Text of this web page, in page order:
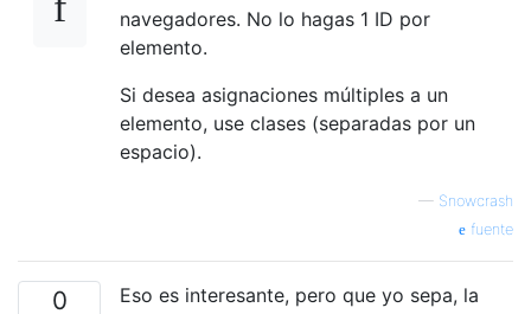
navegadores. No lo hagas 1 ID por
elemento.
Si desea asignaciones múltiples a un
elemento, use clases (separadas por un
espacio).
— Snowcrash
fuente
0
Eso es interesante, pero que yo sepa, la